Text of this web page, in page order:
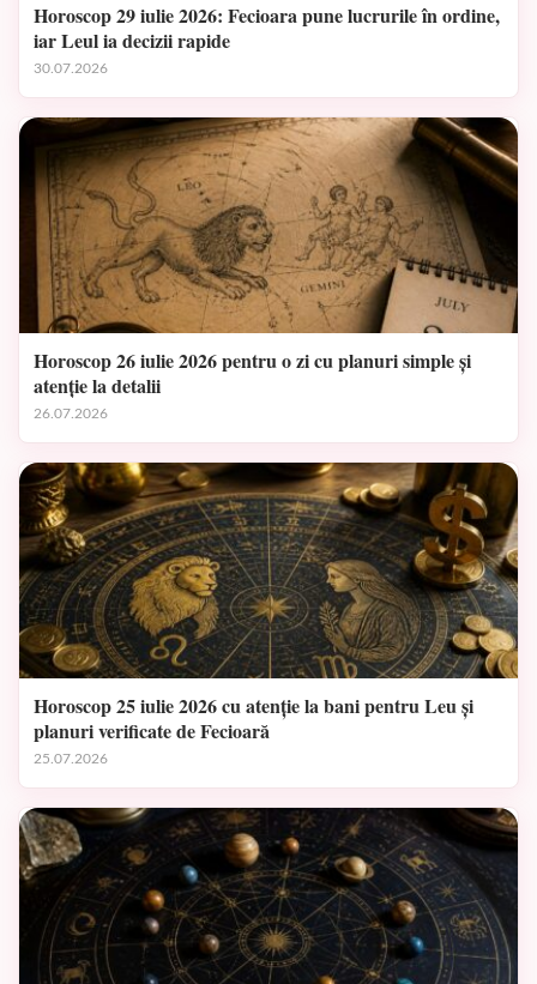
Horoscop 29 iulie 2026: Fecioara pune lucrurile în ordine,
iar Leul ia decizii rapide
30.07.2026
Horoscop 26 iulie 2026 pentru o zi cu planuri simple și
atenție la detalii
26.07.2026
Horoscop 25 iulie 2026 cu atenție la bani pentru Leu și
planuri verificate de Fecioară
25.07.2026